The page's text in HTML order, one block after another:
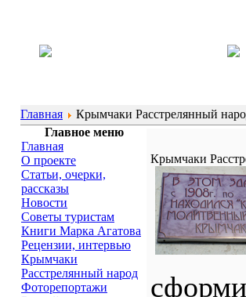
Главная
Крымчаки Расстрелянный
Главное меню
Главная
О проекте
Статьи, очерки,
рассказы
Новости
Советы туристам
Книги Марка Агатова
Рецензии, интервью
Крымчаки
Расстрелянный народ
Фоторепортажи
Крымчаки